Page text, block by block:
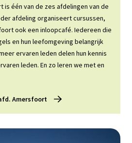
is één van de zes afdelingen van de
afdeling organiseert cursussen,
ook een inloopcafé. Iedereen die
en hun leefomgeving belangrijk
ervaren leden delen hun kennis
leden. En zo leren we met en
Amersfoort